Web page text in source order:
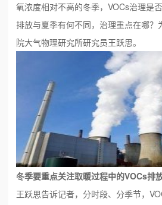
氧浓度相对不高的冬季，VOCs治理是
排放与夏季有何不同，治理重点在哪
院大气物理研究所研究员王跃思。
冬季要重点关注取暖过程中的VOCs排
王跃思告诉记者，分时段、分季节，